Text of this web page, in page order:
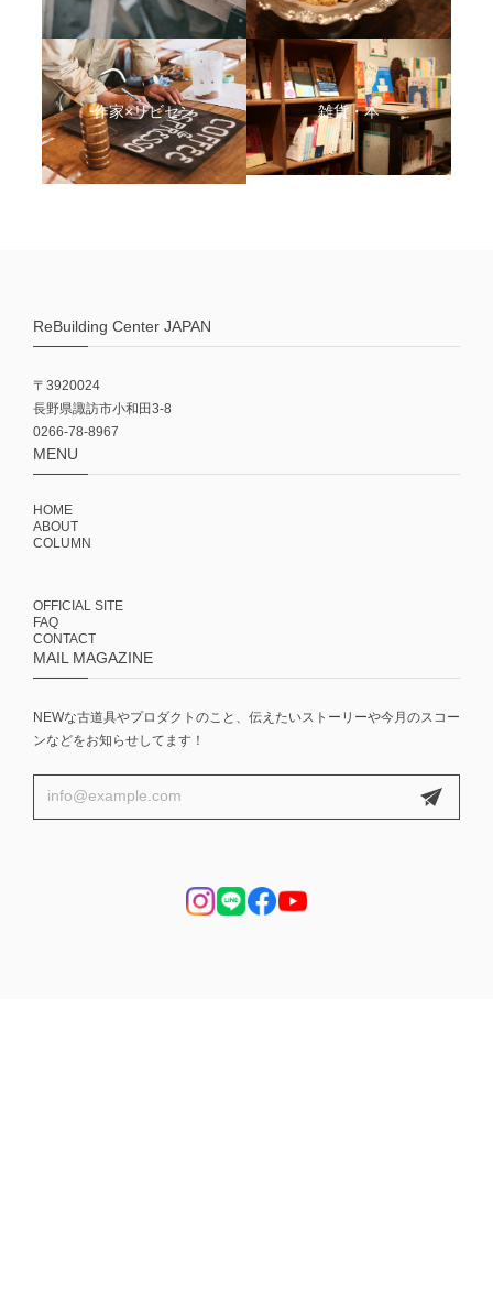
作家×リビセン 雑貨・本
ReBuilding Center JAPAN
〒3920024
長野県諏訪市小和田3-8
0266-78-8967
MENU
HOME
ABOUT
COLUMN
OFFICIAL SITE
FAQ
CONTACT
MAIL MAGAZINE
NEWな古道具やプロダクトのこと、伝えたいストーリーや今月のスコー
ンなどをお知らせしてます！